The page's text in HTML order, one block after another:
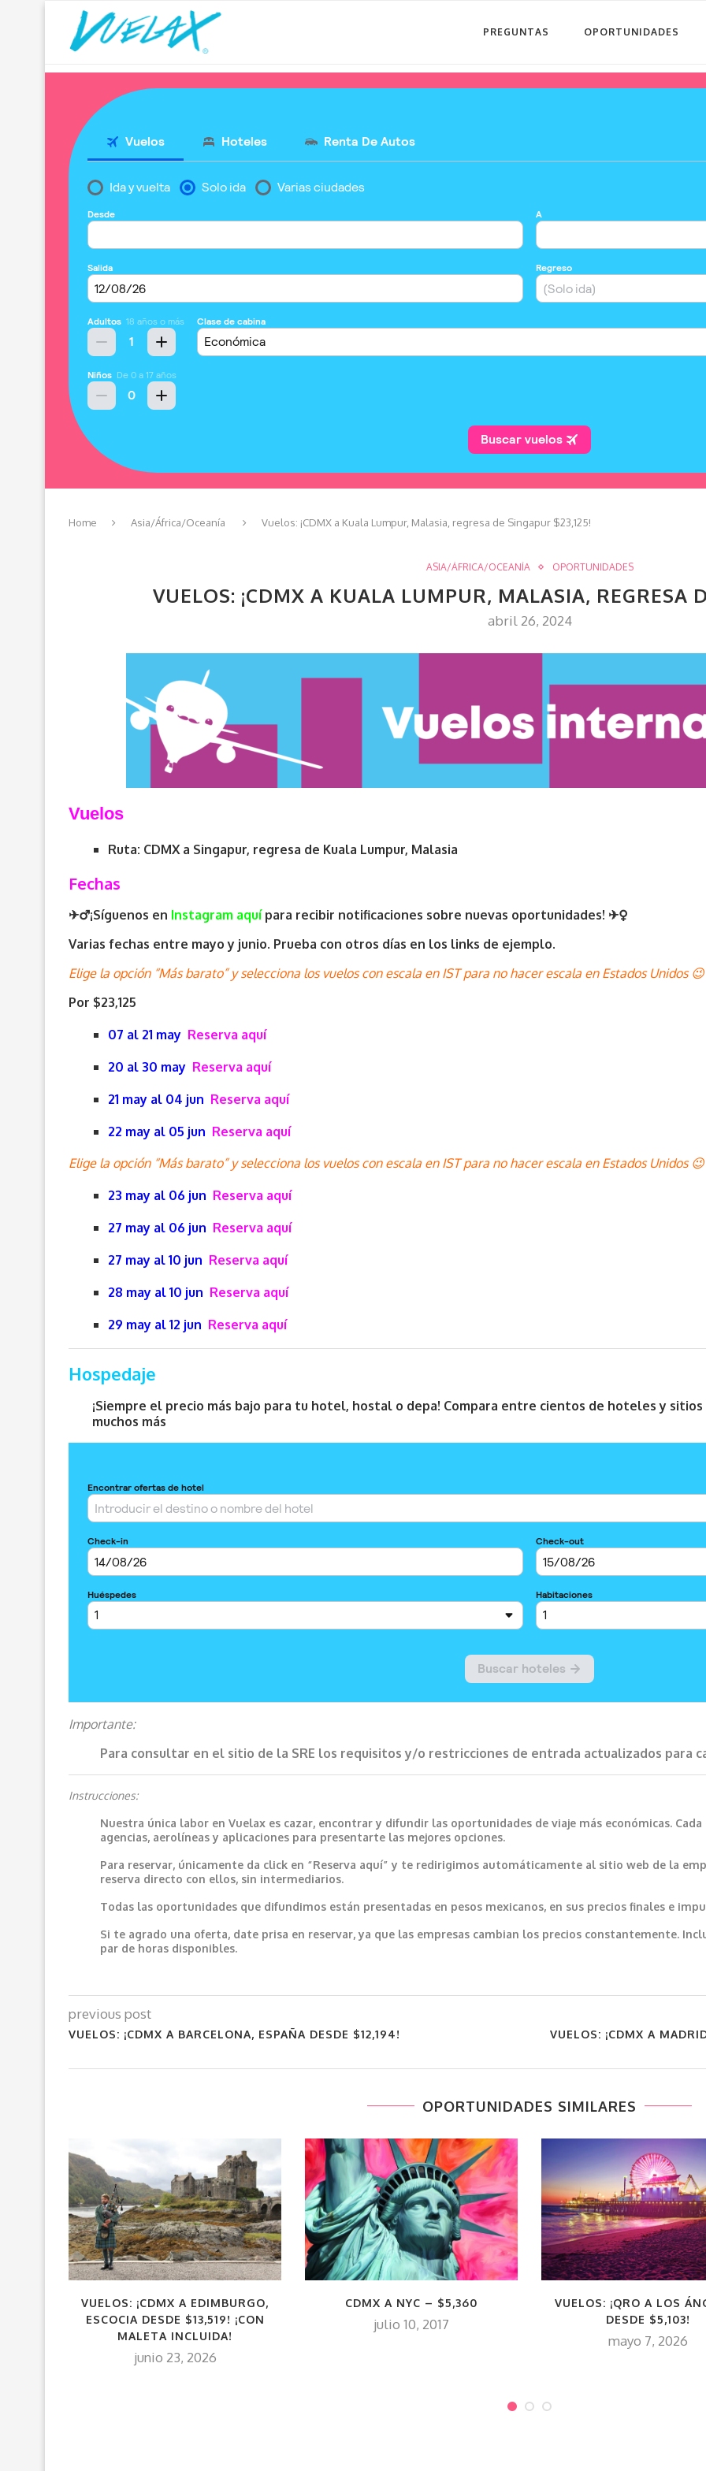
PREGUNTAS OPORTUNIDADES
Home Asia/África/Oceanía Vuelos: ¡CDMX a Kuala Lumpur, Malasia, regresa de Singapur $23,125!
ASIA/ÁFRICA/OCEANÍA OPORTUNIDADES
VUELOS: ¡CDMX A KUALA LUMPUR, MALASIA, REGRESA
abril 26, 2024
Vuelos
Ruta: CDMX a Singapur, regresa de Kuala Lumpur, Malasia
Fechas
✈️‍♂️¡Síguenos en Instagram aquí para recibir notificaciones sobre nuevas oportunidades! ✈️
Varias fechas entre mayo y junio. Prueba con otros días en los links de ejemplo.
Elige la opción “Más barato” y selecciona los vuelos con escala en IST para no hacer escala en Estados Unidos
Por $23,125
07 al 21 may Reserva aquí
20 al 30 may Reserva aquí
21 may al 04 jun Reserva aquí
22 may al 05 jun Reserva aquí
Elige la opción “Más barato” y selecciona los vuelos con escala en IST para no hacer escala en Estados Unidos
23 may al 06 jun Reserva aquí
27 may al 06 jun Reserva aquí
27 may al 10 jun Reserva aquí
28 may al 10 jun Reserva aquí
29 may al 12 jun Reserva aquí
Hospedaje
¡Siempre el precio más bajo para tu hotel, hostal o depa! Compara entre cientos de hoteles y
muchos más
Importante:
Para consultar en el sitio de la SRE los requisitos y/o restricciones de entrada actualizados para
Instrucciones:
Nuestra única labor en Vuelax es cazar, encontrar y difundir las oportunidades de viaje más económicas.
agencias, aerolíneas y aplicaciones para presentarte las mejores opciones.
Para reservar, únicamente da click en “Reserva aquí” y te redirigimos automáticamente al sitio web de la
reserva directo con ellos, sin intermediarios.
Todas las oportunidades que difundimos están presentadas en pesos mexicanos, en sus precios finales e
Si te agrado una oferta, date prisa en reservar, ya que las empresas cambian los precios constantemente.
par de horas disponibles.
previous post
VUELOS: ¡CDMX A BARCELONA, ESPAÑA DESDE $12,194! VUELOS: ¡CDMX A
OPORTUNIDADES SIMILARES
VUELOS: ¡CDMX A EDIMBURGO,
ESCOCIA DESDE $13,519! ¡CON
MALETA INCLUIDA!
junio 23, 2026
CDMX A NYC – $5,360
julio 10, 2017
VUELOS: ¡QRO A LOS
DESDE $5,103!
mayo 7, 2026